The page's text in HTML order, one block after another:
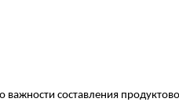
составления